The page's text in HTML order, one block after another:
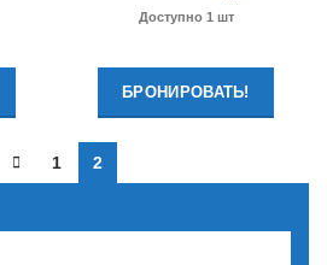
Доступно 1 шт
БРОНИРОВАТЬ!
1 2